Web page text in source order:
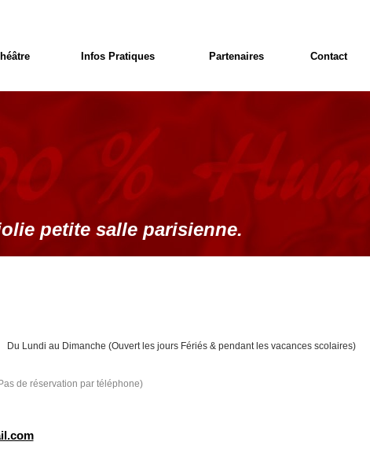
Du Lundi au Dimanche (Ouvert les jours Fériés & pendant les vacances scolaires)
de réservation par téléphone)
petite salle parisienne.
Infos Pratiques Partenaires Contact